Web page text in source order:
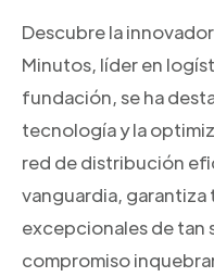
Descubre la
Minutos, líder en
fundación, se ha
tecnología y la
red de distribución
vanguardia,
excepcionales de tan
compromiso